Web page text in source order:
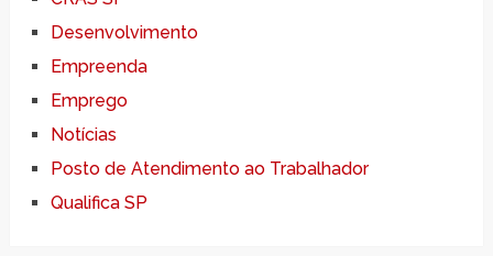
Desenvolvimento
Empreenda
Emprego
Notícias
Posto de Atendimento ao Trabalhador
Qualifica SP